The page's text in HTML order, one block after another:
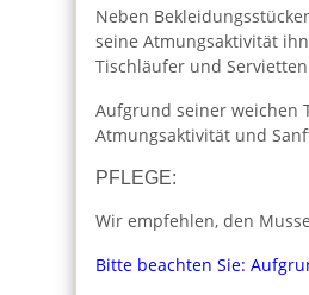
Neben
seine Atmungsaktivität
Tischläufer und
Aufgrund seiner weichen
Atmungsaktivität und
PFLEGE:
Wir empfehlen, den
Bitte beachten Sie: